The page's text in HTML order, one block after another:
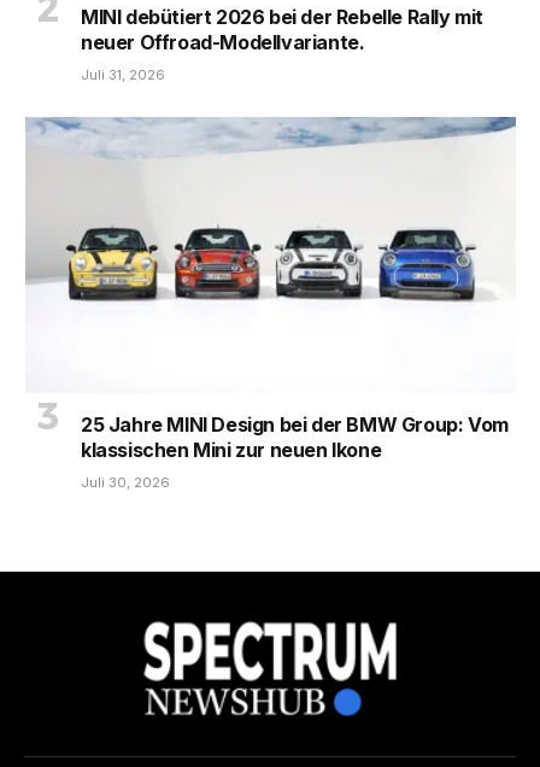
MINI debütiert 2026 bei der Rebelle Rally mit
neuer Offroad-Modellvariante.
Juli 31, 2026
25 Jahre MINI Design bei der BMW Group: Vom
klassischen Mini zur neuen Ikone
Juli 30, 2026